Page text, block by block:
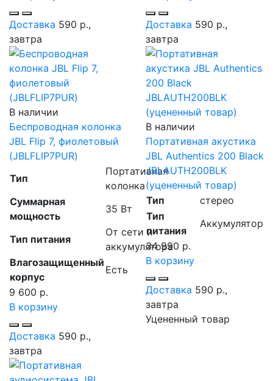
Доставка 590 р.,
завтра
Доставка 590 р.,
завтра
В наличии
Беспроводная колонка
JBL Flip 7, фиолетовый
(JBLFLIP7PUR)
Тип
Портативная
колонка
Суммарная
мощность
35 Вт
Тип питания
От сети и
аккумулятора
Влагозащищенный
корпус
Есть
9 600 р.
В корзину
Доставка 590 р.,
завтра
В наличии
Портативная акустика
JBL Authentics 200 Black
JBLAUTH200BLK
(уцененный товар)
Тип
стерео
Тип
питания
Аккумулятор
34 990 р.
В корзину
Доставка 590 р.,
завтра
Уцененный товар